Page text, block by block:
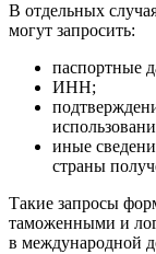
В отдельных
могут запросить:
паспортные
ИНН;
иные
страны
Такие запросы
таможенными и
в международной